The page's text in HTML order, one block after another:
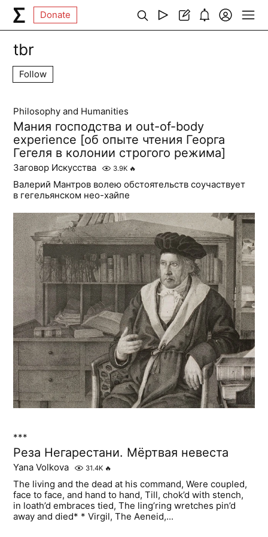
Donate
tbr
Follow
Philosophy and Humanities
Мания господства и out-of-body
experience [об опыте чтения Георга
Гегеля в колонии строгого режима]
Заговор Искусства 3.9K 🔥
Валерий Мантров волею обстоятельств соучаствует
в гегельянском нео-хайпе
***
Реза Негарестани. Мёртвая невеста
Yana Volkova 31.4K 🔥
The living and the dead at his command, Were coupled,
face to face, and hand to hand, Till, chok’d with stench,
in loath’d embraces tied, The ling’ring wretches pin’d
away and died* * Virgil, The Aeneid,...